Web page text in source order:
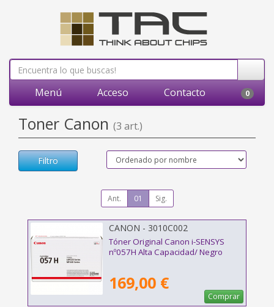
Menú Acceso Contacto 0
Toner Canon (3 art.)
Filtro
Ant. 01 Sig.
CANON - 3010C002
Tóner Original Canon i-SENSYS
nº057H Alta Capacidad/ Negro
169,00 €
Comprar